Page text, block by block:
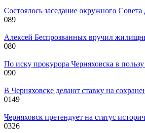
Состоялось заседание окружного
089
Алексей Беспрозванных вручил
080
По иску прокурора Черняховска в
090
В Черняховске делают ставку на
0149
Черняховск претендует на статус
0326